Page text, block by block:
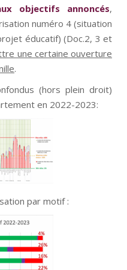
objectifs annoncés,
numéro 4 (situation
éducatif) (Doc.2, 3 et
une certaine ouverture
.
(hors plein droit)
en 2022-2023:
par motif :